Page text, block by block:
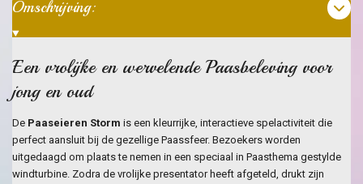
Omschrijving:
Een vrolijke en wervelende Paasbeleving voor
jong en oud
De Paaseieren Storm is een kleurrijke, interactieve spelactiviteit die
perfect aansluit bij de gezellige Paassfeer. Bezoekers worden
uitgedaagd om plaats te nemen in een speciaal in Paasthema gestylde
windturbine. Zodra de vrolijke presentator heeft afgeteld, drukt zijn